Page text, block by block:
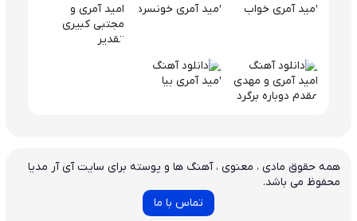
همه حقوق مادی ، معنوی ، آهنگ ها و پوسته برای سایت آی آر مدیا
محفوظ می باشد.
تماس با ما